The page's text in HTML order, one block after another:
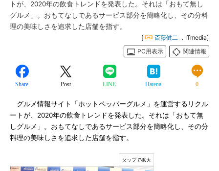
トが、2020年の飲食トレンドを発表した。それは「おもて無し
グルメ」。おもてなしであるサービス部分を簡略化し、その分料
理の美味しさを追求した店舗を指す。
[ 斎藤健二 ，ITmedia]
PC用表示
関連情報
Share Post LINE Hatena 0
グルメ情報サイト「ホットペッパーグルメ」を運営するリクル
ートが、2020年の飲食トレンドを発表した。それは「おもて無
しグルメ」。おもてなしであるサービス部分を簡略化し、その分
料理の美味しさを追求した店舗を指す。